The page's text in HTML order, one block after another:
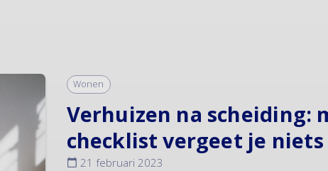
Wonen
Verhuizen na scheiding:
checklist vergeet je niets
21 februari 2023